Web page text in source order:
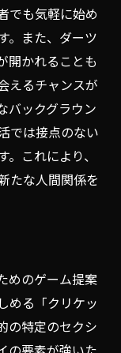
でも気軽に始め
。また、ダーツ
開かれることも
えるチャンスが
バックグラウン
では接点のない
これにより、
たな人間関係を
めのゲーム提案
める「クリケッ
の特定のセクシ